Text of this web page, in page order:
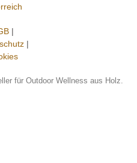
|
|
für Outdoor Wellness aus Holz.